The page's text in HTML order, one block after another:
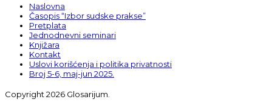
Naslovna
Časopis “Izbor sudske prakse”
Pretplata
Jednodnevni seminari
Knjižara
Kontakt
Uslovi korišćenja i politika privatnosti
Broj 5-6, maj-jun 2025.
Copyright 2026 Glosarijum.